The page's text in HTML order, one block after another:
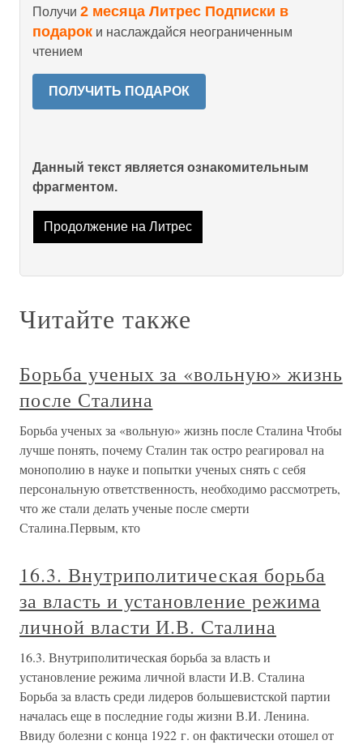
Получи 2 месяца Литрес Подписки в
подарок и наслаждайся неограниченным
чтением
ПОЛУЧИТЬ ПОДАРОК
Данный текст является ознакомительным
фрагментом.
Продолжение на Литрес
Читайте также
Борьба ученых за «вольную» жизнь
после Сталина
Борьба ученых за «вольную» жизнь после Сталина Чтобы
лучше понять, почему Сталин так остро реагировал на
монополию в науке и попытки ученых снять с себя
персональную ответственность, необходимо рассмотреть,
что же стали делать ученые после смерти
Сталина.Первым, кто
16.3. Внутриполитическая борьба
за власть и установление режима
личной власти И.В. Сталина
16.3. Внутриполитическая борьба за власть и
установление режима личной власти И.В. Сталина
Борьба за власть среди лидеров большевистской партии
началась еще в последние годы жизни В.И. Ленина.
Ввиду болезни с конца 1922 г. он фактически отошел от